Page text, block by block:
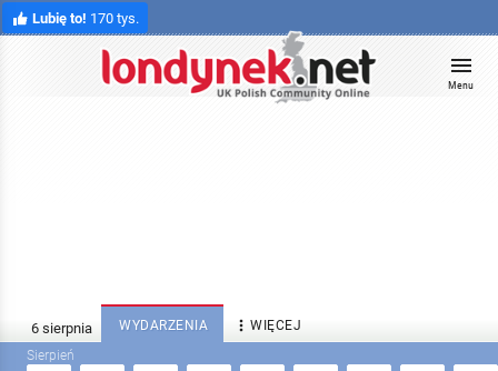
Lubię to! 170 tys.
Menu
WYDARZENIA  WIĘCEJ